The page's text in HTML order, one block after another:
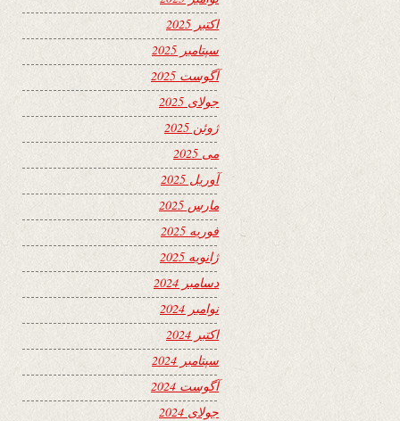
اکتبر 2025
سپتامبر 2025
آگوست 2025
جولای 2025
ژوئن 2025
می 2025
آوریل 2025
مارس 2025
فوریه 2025
ژانویه 2025
دسامبر 2024
نوامبر 2024
اکتبر 2024
سپتامبر 2024
آگوست 2024
جولای 2024